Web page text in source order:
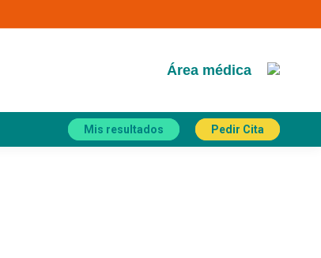
Área médica
Mis resultados Pedir Cita